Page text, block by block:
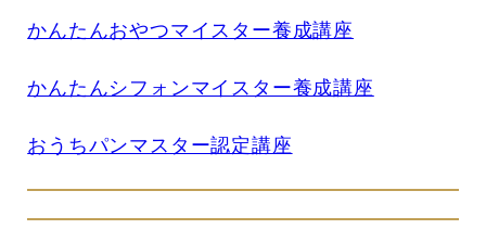
かんたんおやつマイスター養成講座
かんたんシフォンマイスター養成講座
おうちパンマスター認定講座